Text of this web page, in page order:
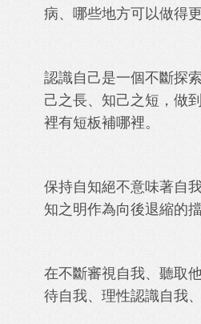
病、哪些地方可以做得更
認識自己是一個不斷探
己之長、知己之短，做
裡有短板補哪裡。
保持自知絕不意味著自
知之明作為向後退縮的擋
在不斷審視自我、聽取
待自我、理性認識自我